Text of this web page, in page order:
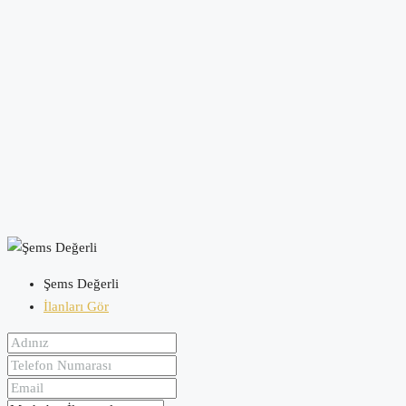
Şems Değerli
İlanları Gör